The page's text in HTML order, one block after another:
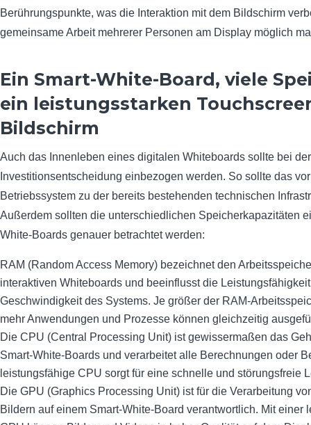
Berührungspunkte, was die Interaktion mit dem Bildschirm
gemeinsame Arbeit mehrerer Personen am Display möglich
Ein Smart-White-Board, viele
ein leistungsstarken
Bildschirm
Auch das Innenleben eines digitalen Whiteboards sollte bei der
Investitionsentscheidung einbezogen werden. So sollte das
Betriebssystem zu der bereits bestehenden technischen
Außerdem sollten die unterschiedlichen Speicherkapazitäten
White-Boards genauer betrachtet werden:
RAM (Random Access Memory) bezeichnet den
interaktiven Whiteboards und beeinflusst die
Geschwindigkeit des Systems. Je größer der RAM-
mehr Anwendungen und Prozesse können gleichzeitig
Die CPU (Central Processing Unit) ist gewissermaßen das
Smart-White-Boards und verarbeitet alle Berechnungen oder
leistungsfähige CPU sorgt für eine schnelle und störungsfreie
Die GPU (Graphics Processing Unit) ist für die Verarbeitung
Bildern auf einem Smart-White-Board verantwortlich. Mit einer